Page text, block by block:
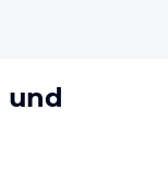
und